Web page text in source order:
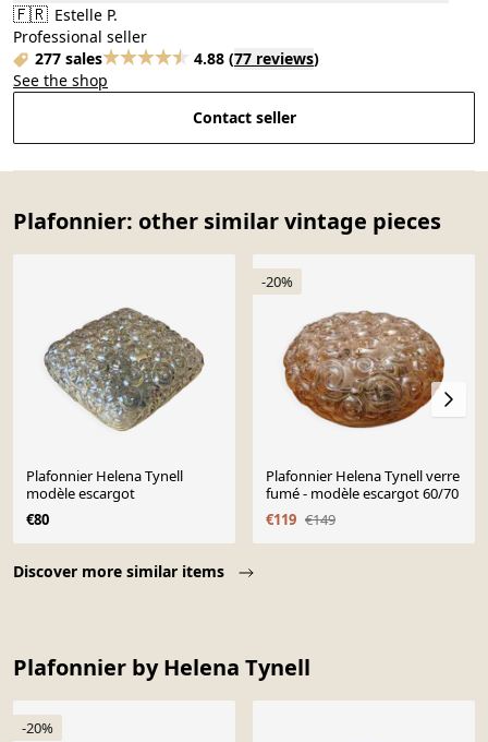
🇫🇷 Estelle P.
Professional seller
277 sales
4.88 (77 reviews)
See the shop
Contact seller
Plafonnier: other similar vintage pieces
Discover more similar items
Plafonnier Helena Tynell
modèle escargot
€80
-20%
Plafonnier Helena Tynell verre
fumé - modèle escargot 60/70
€119 €149
Plafonnier by Helena Tynell
-20%